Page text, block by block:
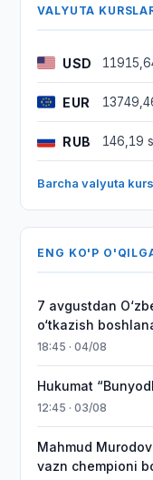
VALYUTA
USD
EUR
RUB 146,19
Barcha valyuta
ENG KO'P
7 avgustdan
o‘tkazish
18:45 · 04/08
Hukumat
12:45 · 03/08
Mahmud
vazn chempioni